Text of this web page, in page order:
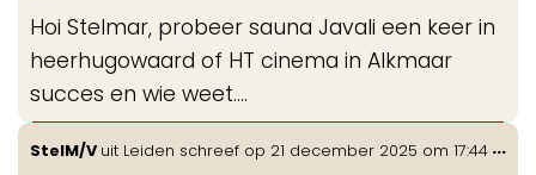
Hoi Stelmar, probeer sauna Javali een keer in
heerhugowaard of HT cinema in Alkmaar
succes en wie weet....
StelM/V uit Leiden schreef op 21 december 2025 om 17:44 ...